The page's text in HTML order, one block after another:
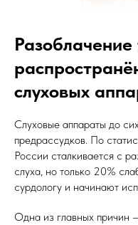
Разоблачение
слуховых
Слуховые аппараты до
предрассудков. По
России сталкивается с
слуха, но только 20%
сурдологу и начинают
Одна из главных причин